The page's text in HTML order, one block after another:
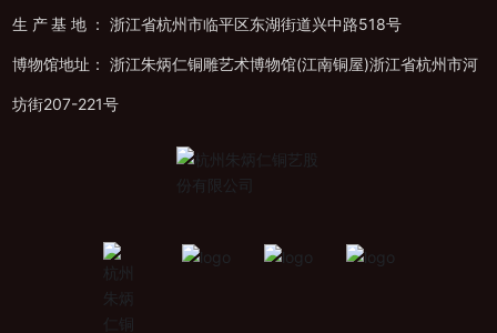
生产基地： 浙江省杭州市临平区东湖街道兴中路518号
博物馆地址： 浙江朱炳仁铜雕艺术博物馆(江南铜屋)浙江省杭州市河
坊街207-221号